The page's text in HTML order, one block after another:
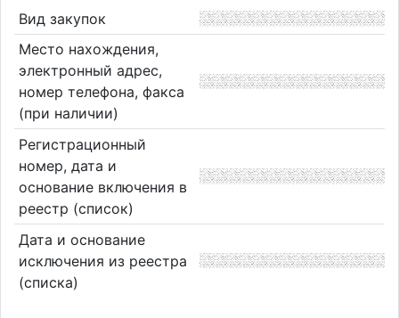
Вид закупок
Место нахождения,
электронный адрес,
номер телефона, факса
(при наличии)
Регистрационный
номер, дата и
основание включения в
реестр (список)
Дата и основание
исключения из реестра
(списка)